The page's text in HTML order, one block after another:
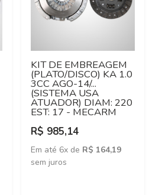
KIT DE EMBREAGEM
(PLATO/DISCO) KA 1.0
3CC AGO-14/...
(SISTEMA USA
ATUADOR) DIAM: 220
EST: 17 - MECARM
R$ 985,14
Em até 6x de R$ 164,19
sem juros